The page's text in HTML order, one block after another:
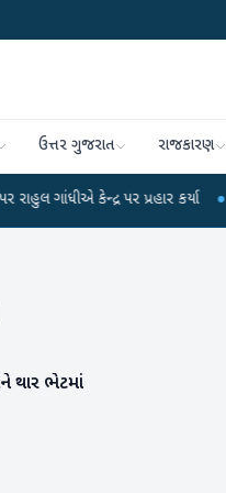
ઉત્તર ગુજરાત રાજકારણ
કેન્દ્ર પર પ્રહાર કર્યા ●
થાર ભેટમાં